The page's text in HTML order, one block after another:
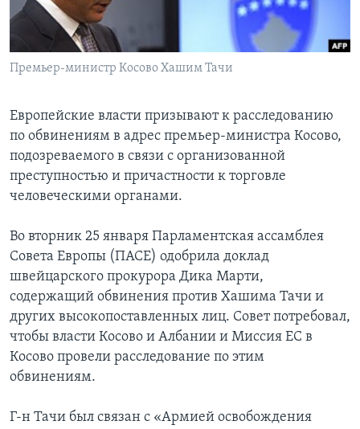
Learning English
СОЦИАЛЬНЫЕ СЕТИ
Премьер-министр Косово Хашим Тачи
Европейские власти призывают к расследованию
по обвинениям в адрес премьер-министра Косово,
подозреваемого в связи с организованной
преступностью и причастности к торговле
человеческими органами.
Во вторник 25 января Парламентская ассамблея
Совета Европы (ПАСЕ) одобрила доклад
швейцарского прокурора Дика Марти,
содержащий обвинения против Хашима Тачи и
других высокопоставленных лиц. Совет потребовал,
чтобы власти Косово и Албании и Миссия ЕС в
Косово провели расследование по этим
обвинениям.
Г-н Тачи был связан с «Армией освобождения